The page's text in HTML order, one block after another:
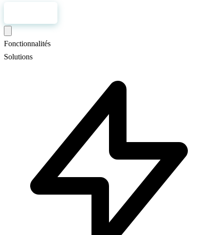
Fonctionnalités
Solutions